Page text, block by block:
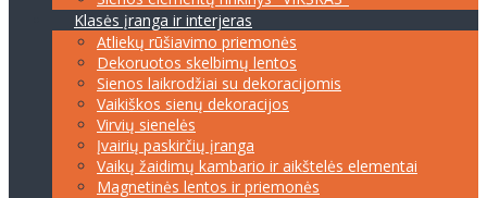
Klasės įranga ir interjeras
Atliekų rūšiavimo priemonės
Dekoruotos skelbimų lentos
Sienos laikrodžiai su dekoracijomis
Vaikiškos sienų dekoracijos
Virvių sienelės
Įvairių paskirčių įranga
Vaikų žaidimų kambario ir aikštelės elementai
Magnetinės lentos ir priemonės